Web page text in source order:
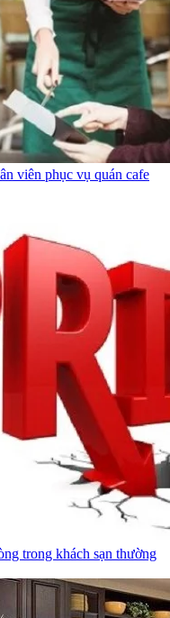
viên phục vụ quán cafe
trong khách sạn thường